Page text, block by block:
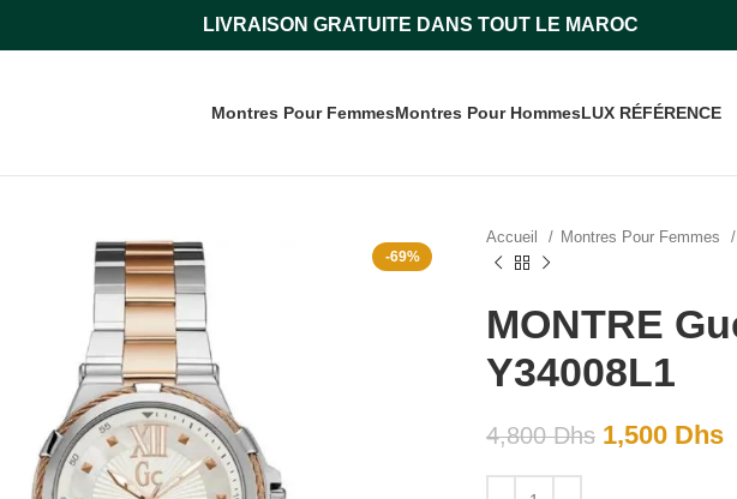
LIVRAISON GRATUITE DANS TOUT LE MAROC
Montres Pour FemmesMontres Pour HommesLUX RÉFÉRENCE
-69%
Accueil Montres Pour Femmes
MONTRE
Y34008L1
4,800Dhs 1,500 Dhs